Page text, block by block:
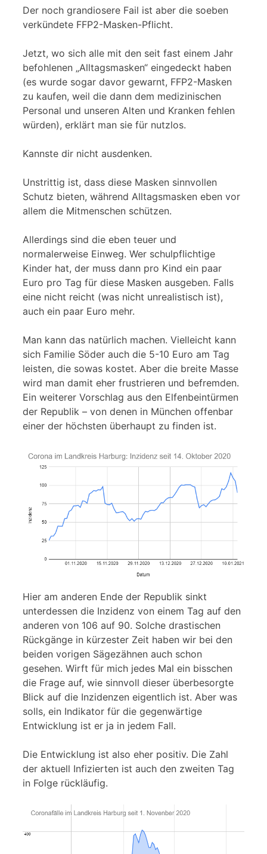
Der noch grandiosere Fail ist aber die soeben
verkündete FFP2-Masken-Pflicht.
Jetzt, wo sich alle mit den seit fast einem Jahr
befohlenen „Alltagsmasken“ eingedeckt haben
(es wurde sogar davor gewarnt, FFP2-Masken
zu kaufen, weil die dann dem medizinischen
Personal und unseren Alten und Kranken fehlen
würden), erklärt man sie für nutzlos.
Kannste dir nicht ausdenken.
Unstrittig ist, dass diese Masken sinnvollen
Schutz bieten, während Alltagsmasken eben vor
allem die Mitmenschen schützen.
Allerdings sind die eben teuer und
normalerweise Einweg. Wer schulpflichtige
Kinder hat, der muss dann pro Kind ein paar
Euro pro Tag für diese Masken ausgeben. Falls
eine nicht reicht (was nicht unrealistisch ist),
auch ein paar Euro mehr.
Man kann das natürlich machen. Vielleicht kann
sich Familie Söder auch die 5-10 Euro am Tag
leisten, die sowas kostet. Aber die breite Masse
wird man damit eher frustrieren und befremden.
Ein weiterer Vorschlag aus den Elfenbeintürmen
der Republik – von denen in München offenbar
einer der höchsten überhaupt zu finden ist.
Hier am anderen Ende der Republik sinkt
unterdessen die Inzidenz von einem Tag auf den
anderen von 106 auf 90. Solche drastischen
Rückgänge in kürzester Zeit haben wir bei den
beiden vorigen Sägezähnen auch schon
gesehen. Wirft für mich jedes Mal ein bisschen
die Frage auf, wie sinnvoll dieser überbesorgte
Blick auf die Inzidenzen eigentlich ist. Aber was
solls, ein Indikator für die gegenwärtige
Entwicklung ist er ja in jedem Fall.
Die Entwicklung ist also eher positiv. Die Zahl
der aktuell Infizierten ist auch den zweiten Tag
in Folge rückläufig.